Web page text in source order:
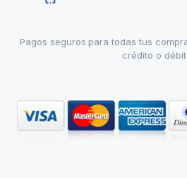
Pagos seguros para todas tus
crédito o